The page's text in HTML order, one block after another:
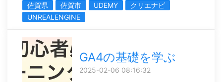
佐賀県
佐賀市 UDEMY
クリエナビ
UNREALENGINE
GA4の基礎を学ぶ
2025-02-06 08:16:32